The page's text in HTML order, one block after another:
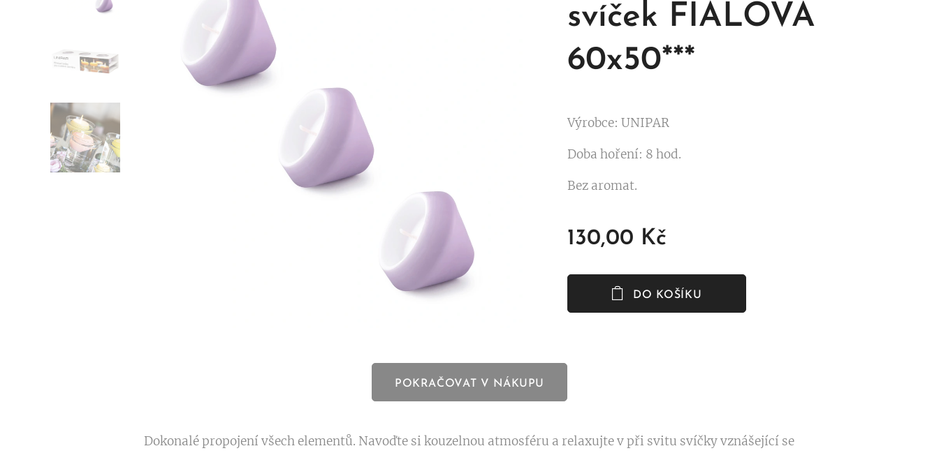
svíček FIALOVÁ
60x50***
Výrobce: UNIPAR
Doba hoření: 8 hod.
Bez aromat.
130,00 Kč
DO KOŠÍKU
POKRAČOVAT V NÁKUPU
Dokonalé propojení všech elementů. Navoďte si kouzelnou atmosféru a relaxujte v při svitu svíčky vznášející se